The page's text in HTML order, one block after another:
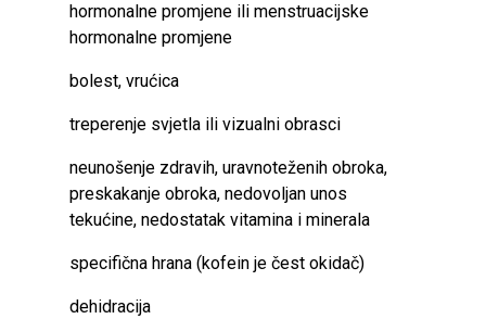
hormonalne promjene ili menstruacijske
hormonalne promjene
bolest, vrućica
treperenje svjetla ili vizualni obrasci
neunošenje zdravih, uravnoteženih obroka,
preskakanje obroka, nedovoljan unos
tekućine, nedostatak vitamina i minerala
specifična hrana (kofein je čest okidač)
dehidracija